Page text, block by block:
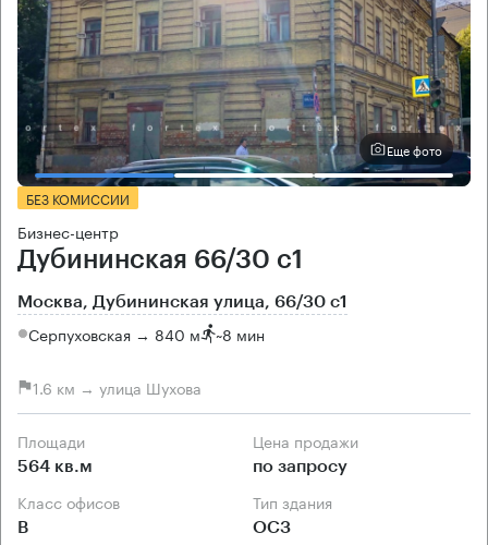
Еще фото
БЕЗ КОМИССИИ
Бизнес-центр
Дубининская 66/30 с1
Москва, Дубининская улица, 66/30 с1
Серпуховская → 840 м ~8 мин
1.6 км → улица Шухова
Площади
564 кв.м
Цена продажи
по запросу
Класс офисов
B
Тип здания
ОСЗ